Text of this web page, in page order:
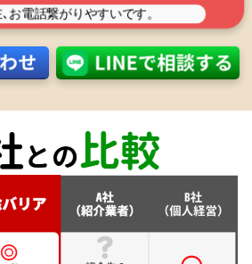
お電話繋がりやすいです。